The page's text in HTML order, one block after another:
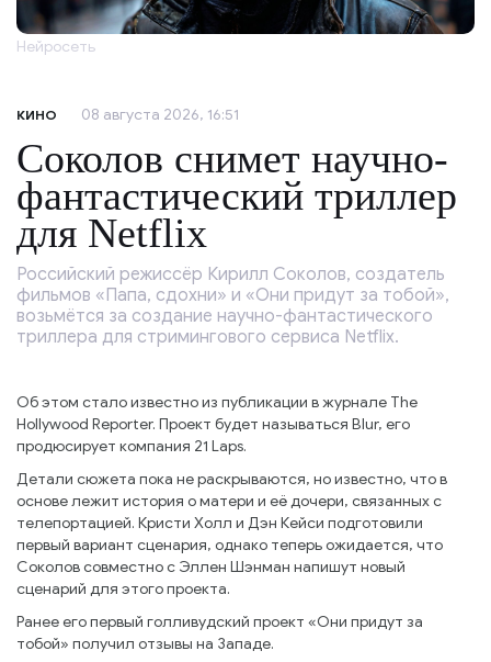
Нейросеть
КИНО 08 августа 2026, 16:51
Соколов снимет научно-
фантастический триллер
для Netflix
Российский режиссёр Кирилл Соколов, создатель
фильмов «Папа, сдохни» и «Они придут за тобой»,
возьмётся за создание научно-фантастического
триллера для стримингового сервиса Netflix.
Об этом стало известно из публикации в журнале The
Hollywood Reporter. Проект будет называться Blur, его
продюсирует компания 21 Laps.
Детали сюжета пока не раскрываются, но известно, что в
основе лежит история о матери и её дочери, связанных с
телепортацией. Кристи Холл и Дэн Кейси подготовили
первый вариант сценария, однако теперь ожидается, что
Соколов совместно с Эллен Шэнман напишут новый
сценарий для этого проекта.
Ранее его первый голливудский проект «Они придут за
тобой» получил отзывы на Западе.